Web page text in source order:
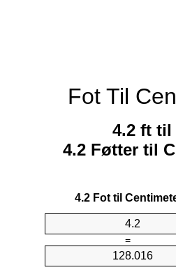
Fot Til
4.2 ft til
4.2 Føtter til
4.2 Fot til
=